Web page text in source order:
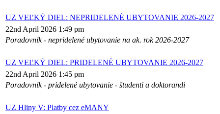
UZ VEĽKÝ DIEL: NEPRIDELENÉ UBYTOVANIE 2026-2027
22nd April 2026 1:49 pm
Poradovník - nepridelené ubytovanie na ak. rok 2026-2027
UZ VEĽKÝ DIEL: PRIDELENÉ UBYTOVANIE 2026-2027
22nd April 2026 1:45 pm
Poradovník - pridelené ubytovanie - študenti a doktorandi
UZ Hliny V: Platby cez eMANY